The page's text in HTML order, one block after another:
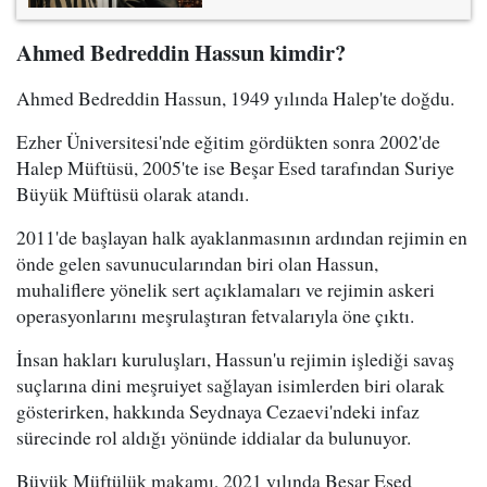
Ahmed Bedreddin Hassun kimdir?
Ahmed Bedreddin Hassun, 1949 yılında Halep'te doğdu.
Ezher Üniversitesi'nde eğitim gördükten sonra 2002'de
Halep Müftüsü, 2005'te ise Beşar Esed tarafından Suriye
Büyük Müftüsü olarak atandı.
2011'de başlayan halk ayaklanmasının ardından rejimin en
önde gelen savunucularından biri olan Hassun,
muhaliflere yönelik sert açıklamaları ve rejimin askeri
operasyonlarını meşrulaştıran fetvalarıyla öne çıktı.
İnsan hakları kuruluşları, Hassun'u rejimin işlediği savaş
suçlarına dini meşruiyet sağlayan isimlerden biri olarak
gösterirken, hakkında Seydnaya Cezaevi'ndeki infaz
sürecinde rol aldığı yönünde iddialar da bulunuyor.
Büyük Müftülük makamı, 2021 yılında Beşar Esed